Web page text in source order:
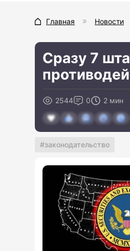
Главная Новости
Сразу 7
2544 0 2 мин
законодательство